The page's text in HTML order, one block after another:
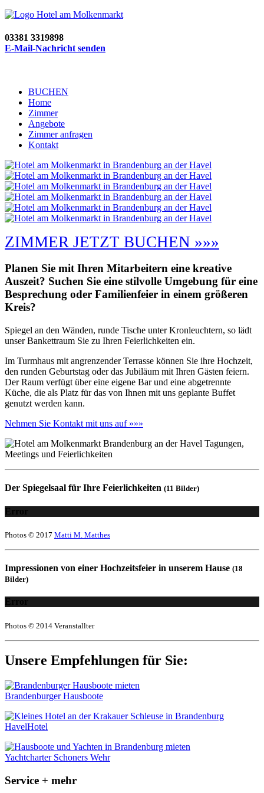
03381 3319898
E-Mail-Nachricht senden
BUCHEN
Home
Zimmer
Angebote
Zimmer anfragen
Kontakt
ZIMMER JETZT BUCHEN »»»
Planen Sie mit Ihren Mitarbeitern eine kreative
Auszeit? Suchen Sie eine stilvolle Umgebung für eine
Besprechung oder Familienfeier in einem größeren
Kreis?
Spiegel an den Wänden, runde Tische unter Kronleuchtern, so lädt
unser Bankettraum Sie zu Ihren Feierlichkeiten ein.
Im Turmhaus mit angrenzender Terrasse können Sie ihre Hochzeit,
den runden Geburtstag oder das Jubiläum mit Ihren Gästen feiern.
Der Raum verfügt über eine eigene Bar und eine abgetrennte
Küche, die als Platz für das von Ihnen mit uns geplante Buffet
genutzt werden kann.
Nehmen Sie Kontakt mit uns auf »»»
Der Spiegelsaal für Ihre Feierlichkeiten (11 Bilder)
Error
Photos © 2017 Matti M. Matthes
Impressionen von einer Hochzeitsfeier in unserem Hause (18
Bilder)
Error
Photos © 2014 Veranstallter
Unsere Empfehlungen für Sie:
Brandenburger Hausboote
HavelHotel
Yachtcharter Schoners Wehr
Service + mehr